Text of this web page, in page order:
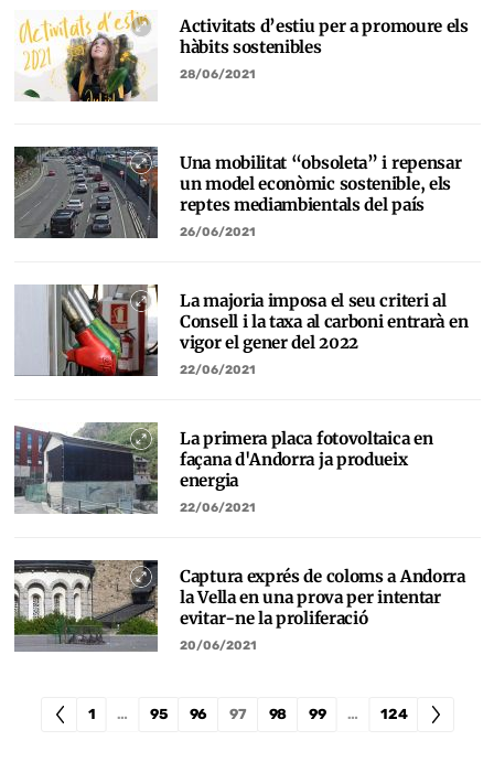
Activitats d’estiu per a promoure els
hàbits sostenibles
28/06/2021
Una mobilitat “obsoleta” i repensar
un model econòmic sostenible, els
reptes mediambientals del país
26/06/2021
La majoria imposa el seu criteri al
Consell i la taxa al carboni entrarà en
vigor el gener del 2022
22/06/2021
La primera placa fotovoltaica en
façana d'Andorra ja produeix
energia
22/06/2021
Captura exprés de coloms a Andorra
la Vella en una prova per intentar
evitar-ne la proliferació
20/06/2021
1 … 95 96 97 98 99 … 124